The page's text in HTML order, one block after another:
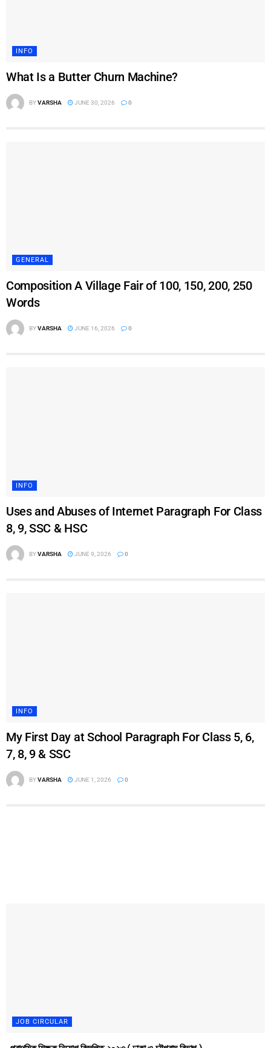
INFO
What Is a Butter Churn Machine?
BYVARSHA JUNE 30, 2026 0
GENERAL
Composition A Village Fair of 100, 150, 200, 250
Words
BYVARSHA JUNE 16, 2026 0
INFO
Uses and Abuses of Internet Paragraph For Class
8, 9, SSC & HSC
BYVARSHA JUNE 9, 2026 0
INFO
My First Day at School Paragraph For Class 5, 6,
7, 8, 9 & SSC
BYVARSHA JUNE 1, 2026 0
JOB CIRCULAR